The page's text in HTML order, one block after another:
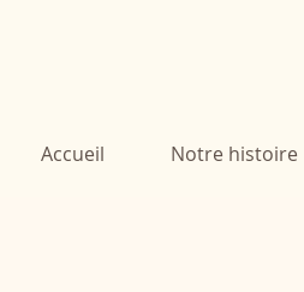
Accueil Notre histoire